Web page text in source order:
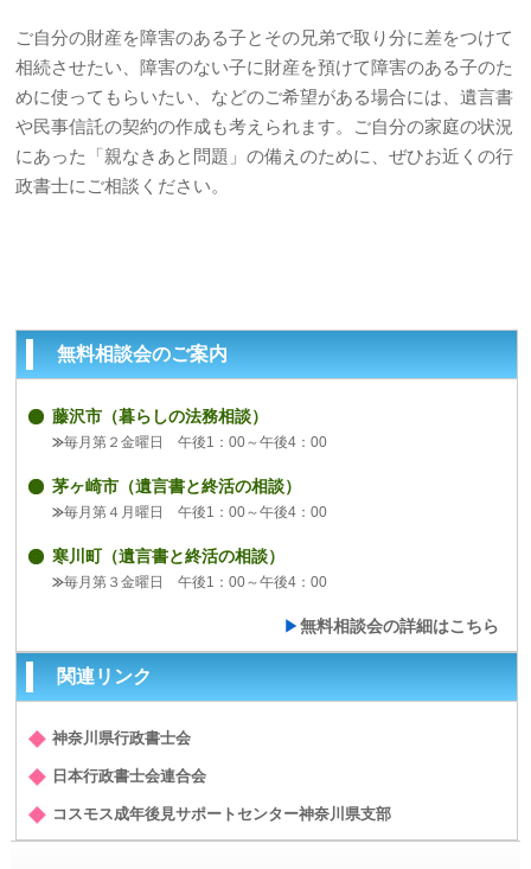
ご自分の財産を障害のある子とその兄弟で取り分に差をつけて
相続させたい、障害のない子に財産を預けて障害のある子のた
めに使ってもらいたい、などのご希望がある場合には、遺言書
や民事信託の契約の作成も考えられます。ご自分の家庭の状況
にあった「親なきあと問題」の備えのために、ぜひお近くの行
政書士にご相談ください。
無料相談会のご案内
藤沢市（暮らしの法務相談）
毎月第２金曜日 午後1：00～午後4：00
茅ヶ崎市（遺言書と終活の相談）
毎月第４月曜日 午後1：00～午後4：00
寒川町（遺言書と終活の相談）
毎月第３金曜日 午後1：00～午後4：00
無料相談会の詳細はこちら
関連リンク
神奈川県行政書士会
日本行政書士会連合会
コスモス成年後見サポートセンター神奈川県支部